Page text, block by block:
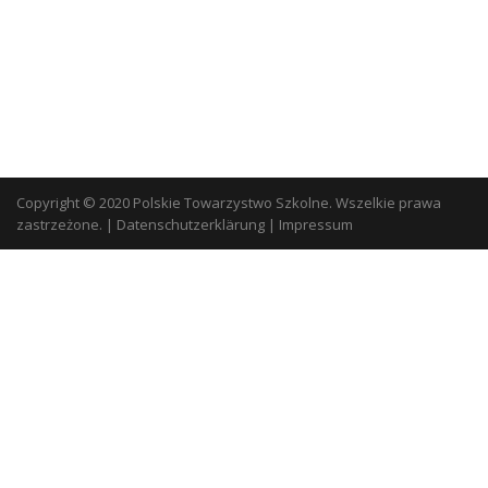
Copyright © 2020 Polskie Towarzystwo Szkolne. Wszelkie prawa
zastrzeżone. | Datenschutzerklärung | Impressum